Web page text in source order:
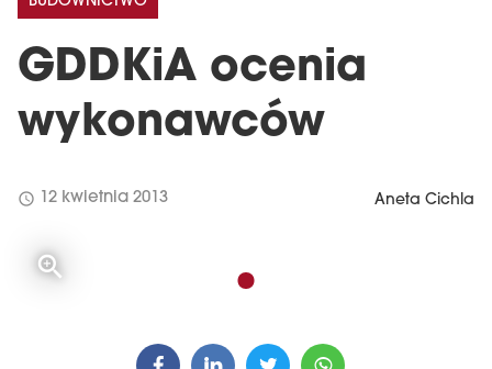
GDDKiA ocenia
wykonawców
schedule 12 kwietnia 2013 Aneta Cichla